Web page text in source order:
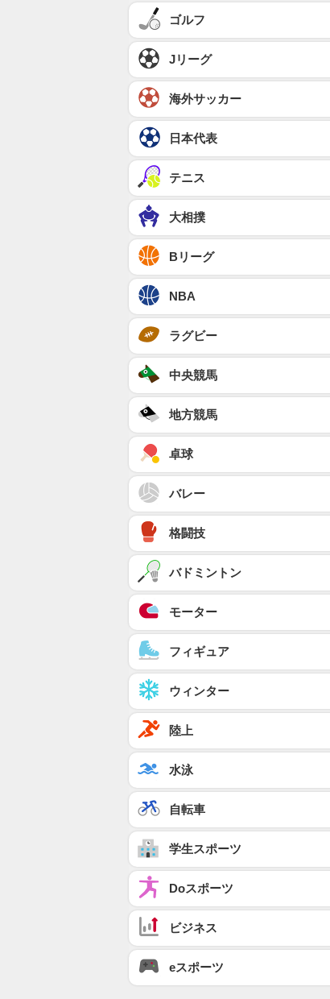
ゴルフ
Jリーグ
海外サッカー
日本代表
テニス
大相撲
Bリーグ
NBA
ラグビー
中央競馬
地方競馬
卓球
バレー
格闘技
バドミントン
モーター
フィギュア
ウィンター
陸上
水泳
自転車
学生スポーツ
Doスポーツ
ビジネス
eスポーツ